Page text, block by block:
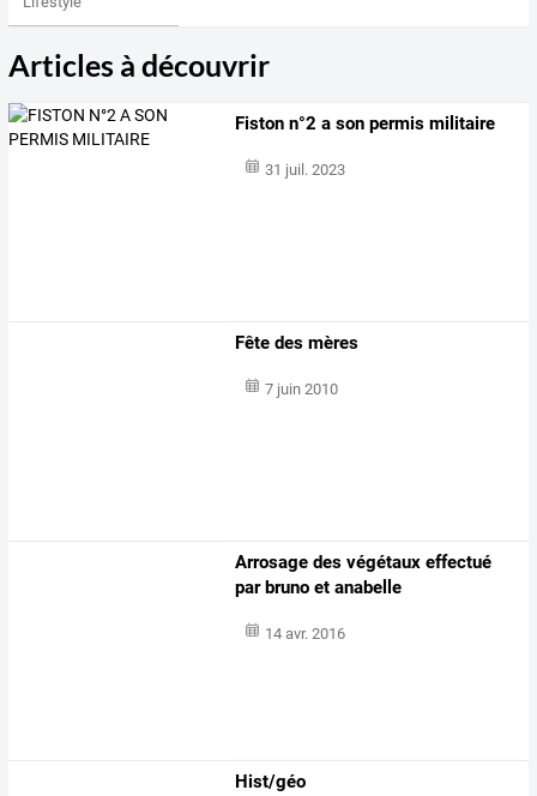
Articles à découvrir
Fiston n°2 a son permis militaire
31 juil. 2023
Fête des mères
7 juin 2010
Arrosage des végétaux effectué
par bruno et anabelle
14 avr. 2016
Hist/géo